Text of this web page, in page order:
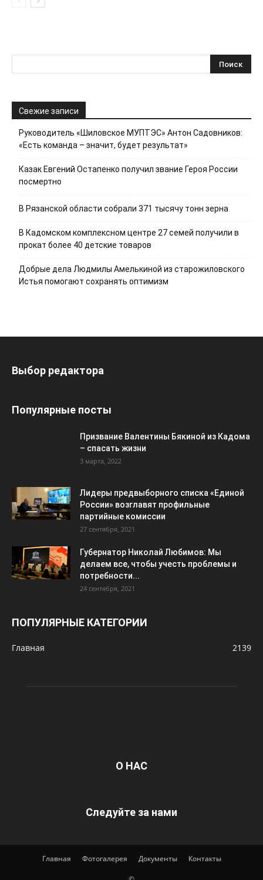
Свежие записи
Руководитель «Шиловское МУПТЭС» Антон Садовников:
«Есть команда – значит, будет результат»
Казак Евгений Остапенко получил звание Героя России
посмертно
В Рязанской области собрали 371 тысячу тонн зерна
В Кадомском комплексном центре 27 семей получили в
прокат более 40 детские товаров
Добрые дела Людмилы Амелькиной из старожиловского
Истья помогают сохранять оптимизм
Выбор редактора
Популярные посты
Призвание Валентины Бякиной из Кадома
– спасать жизни
3 марта, 2022
Лидеры предвыборного списка «Единой
России» возглавят профильные
партийные комиссии
27 сентября, 2021
Губернатор Николай Любимов: Мы
делаем все, чтобы учесть проблемы и
потребности...
24 сентября, 2021
ПОПУЛЯРНЫЕ КАТЕГОРИИ
Главная 2139
О НАС
Следуйте за нами
Главная Фотогалерея Документы Контакты